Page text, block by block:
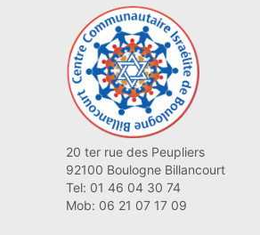
20 ter rue des Peupliers
92100 Boulogne Billancourt
Tel: 01 46 04 30 74
Mob: 06 21 07 17 09